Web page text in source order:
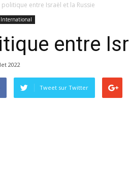
politique entre Israël et la Russie
International
entre
2022
Tweet sur Twitter